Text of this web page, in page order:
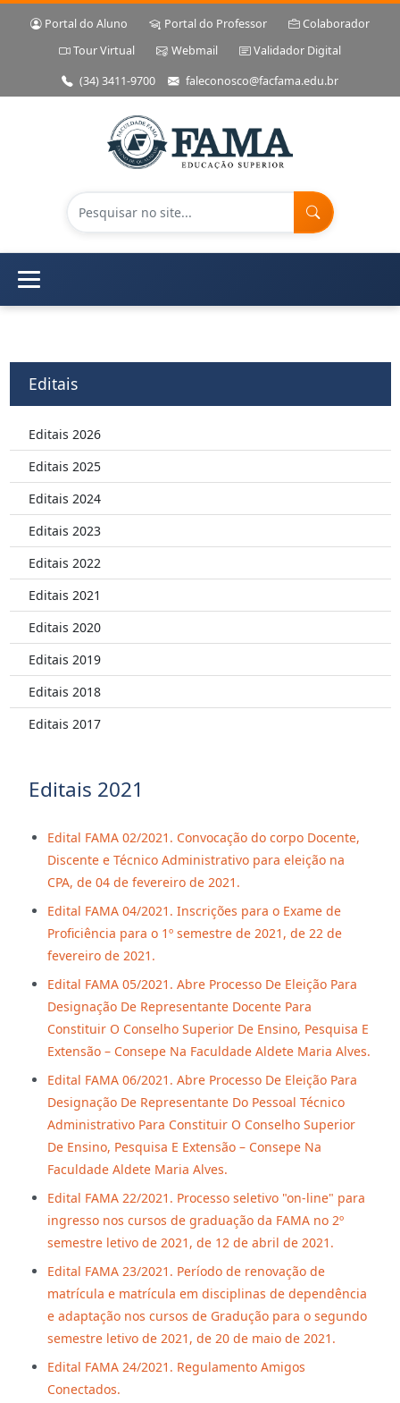
Portal do Aluno Portal do Professor
Colaborador
Tour Virtual
Webmail
Validador Digital
(34) 3411-9700
faleconosco@facfama.edu.br
Editais
Editais 2026
Editais 2025
Editais 2024
Editais 2023
Editais 2022
Editais 2021
Editais 2020
Editais 2019
Editais 2018
Editais 2017
Editais 2021
Edital FAMA 02/2021. Convocação do corpo Docente,
Discente e Técnico Administrativo para eleição na
CPA, de 04 de fevereiro de 2021.
Edital FAMA 04/2021. Inscrições para o Exame de
Proficiência para o 1º semestre de 2021, de 22 de
fevereiro de 2021.
Edital FAMA 05/2021. Abre Processo De Eleição Para
Designação De Representante Docente Para
Constituir O Conselho Superior De Ensino, Pesquisa E
Extensão – Consepe Na Faculdade Aldete Maria Alves.
Edital FAMA 06/2021. Abre Processo De Eleição Para
Designação De Representante Do Pessoal Técnico
Administrativo Para Constituir O Conselho Superior
De Ensino, Pesquisa E Extensão – Consepe Na
Faculdade Aldete Maria Alves.
Edital FAMA 22/2021. Processo seletivo "on-line" para
ingresso nos cursos de graduação da FAMA no 2º
semestre letivo de 2021, de 12 de abril de 2021.
Edital FAMA 23/2021. Período de renovação de
matrícula e matrícula em disciplinas de dependência
e adaptação nos cursos de Gradução para o segundo
semestre letivo de 2021, de 20 de maio de 2021.
Edital FAMA 24/2021. Regulamento Amigos
Conectados.